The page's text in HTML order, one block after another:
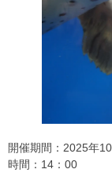
開催期間：2025年
時間：14：00